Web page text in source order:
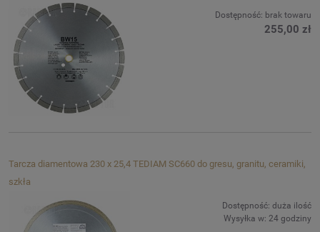
Dostępność: brak towaru
255,00 zł
Tarcza diamentowa 230 x 25,4 TEDIAM SC660 do gresu, granitu, ceramiki,
szkła
Dostępność: duża ilość
Wysyłka w: 24 godziny